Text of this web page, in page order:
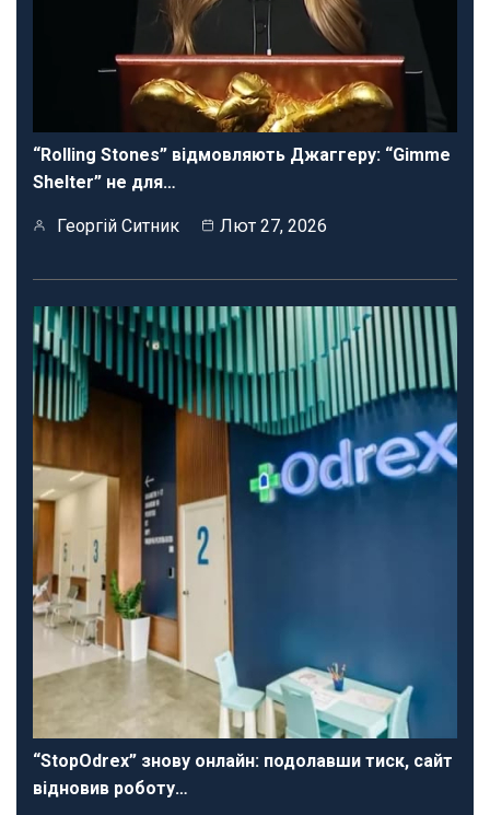
“Rolling Stones” відмовляють Джаггеру: “Gimme
Shelter” не для…
Георгій Ситник Лют 27, 2026
“StopOdrex” знову онлайн: подолавши тиск, сайт
відновив роботу…